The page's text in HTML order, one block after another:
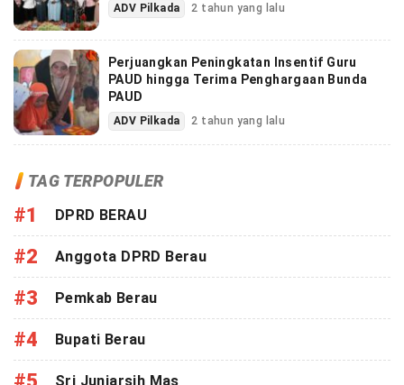
ADV Pilkada 2 tahun yang lalu
Perjuangkan Peningkatan Insentif Guru
PAUD hingga Terima Penghargaan Bunda
PAUD
ADV Pilkada 2 tahun yang lalu
TAG TERPOPULER
#1 DPRD BERAU
#2 Anggota DPRD Berau
#3 Pemkab Berau
#4 Bupati Berau
Sri Juniarsih Mas